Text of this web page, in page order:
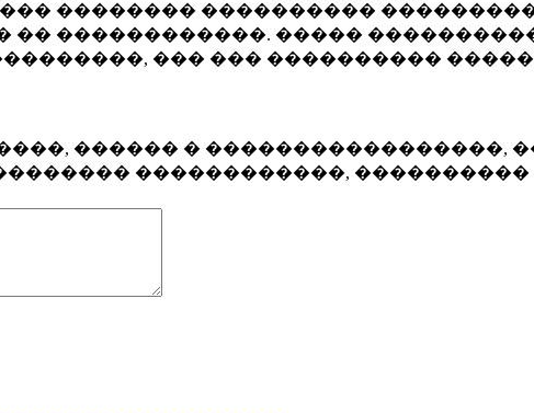
�������� ����������
������������. �����
��� ��� ����������
������ � �����������������,
������������,